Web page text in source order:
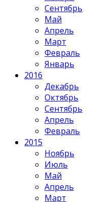
Сентябрь
Май
Апрель
Март
Февраль
Январь
2016
Декабрь
Октябрь
Сентябрь
Апрель
Февраль
2015
Ноябрь
Июль
Май
Апрель
Март